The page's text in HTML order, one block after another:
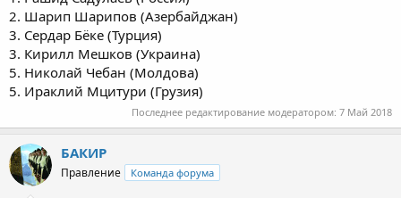
2. Шарип Шарипов (Азербайджан)
3. Сердар Бёке (Турция)
3. Кирилл Мешков (Украина)
5. Николай Чебан (Молдова)
5. Ираклий Мцитури (Грузия)
Последнее редактирование модератором: 7 Май 2018
БАКИР
Правление Команда форума